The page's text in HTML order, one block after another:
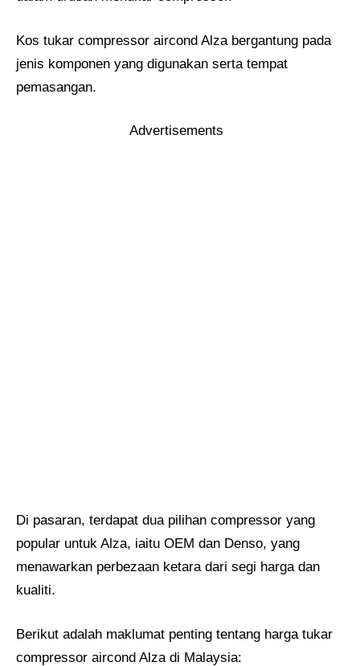
Kos tukar compressor aircond Alza bergantung pada
jenis komponen yang digunakan serta tempat
pemasangan.
Advertisements
Di pasaran, terdapat dua pilihan compressor yang
popular untuk Alza, iaitu OEM dan Denso, yang
menawarkan perbezaan ketara dari segi harga dan
kualiti.
Berikut adalah maklumat penting tentang harga tukar
compressor aircond Alza di Malaysia: